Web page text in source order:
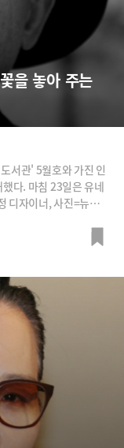
을 놓아 주는
서관' 5월호와 가진 인
다. 마침 23일은 유네
디자이너, 사진=뉴시